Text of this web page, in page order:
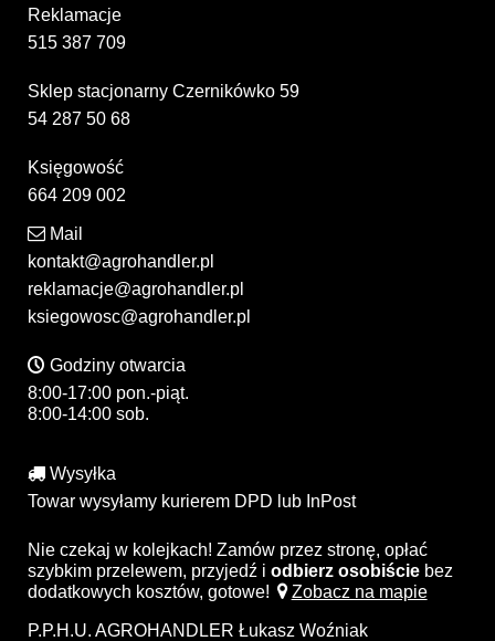
Reklamacje
515 387 709
Sklep stacjonarny Czernikówko 59
54 287 50 68
Księgowość
664 209 002
Mail
kontakt@agrohandler.pl
reklamacje@agrohandler.pl
ksiegowosc@agrohandler.pl
Godziny otwarcia
8:00-17:00 pon.-piąt.
8:00-14:00 sob.
Wysyłka
Towar wysyłamy kurierem DPD lub InPost
Nie czekaj w kolejkach! Zamów przez stronę, opłać
szybkim przelewem, przyjedź i odbierz osobiście bez
dodatkowych kosztów, gotowe!
Zobacz na mapie
P.P.H.U. AGROHANDLER Łukasz Woźniak